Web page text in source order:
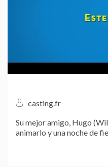
casting.fr
Su mejor amigo, Hugo
animarlo y una noche de
un antiguo ligue de Hugo